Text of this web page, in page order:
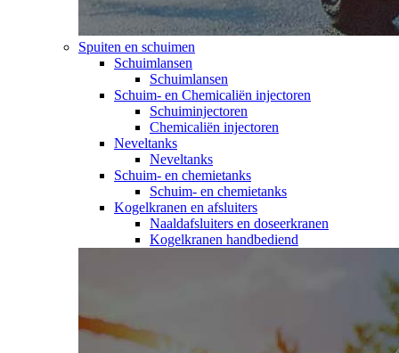
Spuiten en schuimen
Schuimlansen
Schuimlansen
Schuim- en Chemicaliën injectoren
Schuiminjectoren
Chemicaliën injectoren
Neveltanks
Neveltanks
Schuim- en chemietanks
Schuim- en chemietanks
Kogelkranen en afsluiters
Naaldafsluiters en doseerkranen
Kogelkranen handbediend